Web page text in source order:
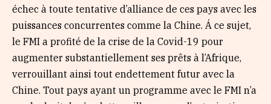
échec à toute tentative d’alliance de ces pays avec les
puissances concurrentes comme la Chine. Á ce sujet,
le FMI a profité de la crise de la Covid-19 pour
augmenter substantiellement ses prêts à l’Afrique,
verrouillant ainsi tout endettement futur avec la
Chine. Tout pays ayant un programme avec le FMI n’a